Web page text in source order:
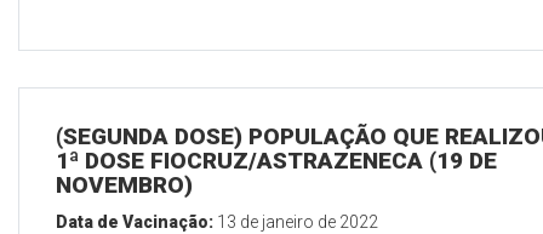
(SEGUNDA DOSE) POPULAÇÃO QUE
1ª DOSE FIOCRUZ/ASTRAZENECA (19 DE
NOVEMBRO)
Data de Vacinação: 13 de janeiro de 2022